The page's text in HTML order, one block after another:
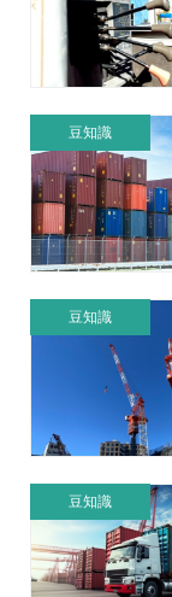
豆知識
豆知識
豆知識